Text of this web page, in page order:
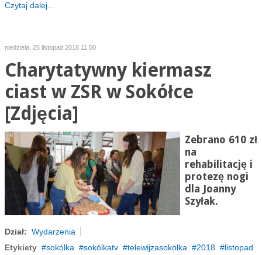
Czytaj dalej...
niedziela, 25 listopad 2018 11:00
Charytatywny kiermasz
ciast w ZSR w Sokółce
[Zdjęcia]
Zebrano 610 zł
na
rehabilitację i
protezę nogi
dla Joanny
Szyłak.
Dział: Wydarzenia
Etykiety
sokólka sokólkatv telewijzasokolka 2018
listopad